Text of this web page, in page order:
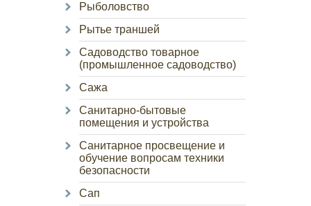
Рыболовство
Рытье траншей
Садоводство товарное
(промышленное садоводство)
Сажа
Санитарно-бытовые
помещения и устройства
Санитарное просвещение и
обучение вопросам техники
безопасности
Сап